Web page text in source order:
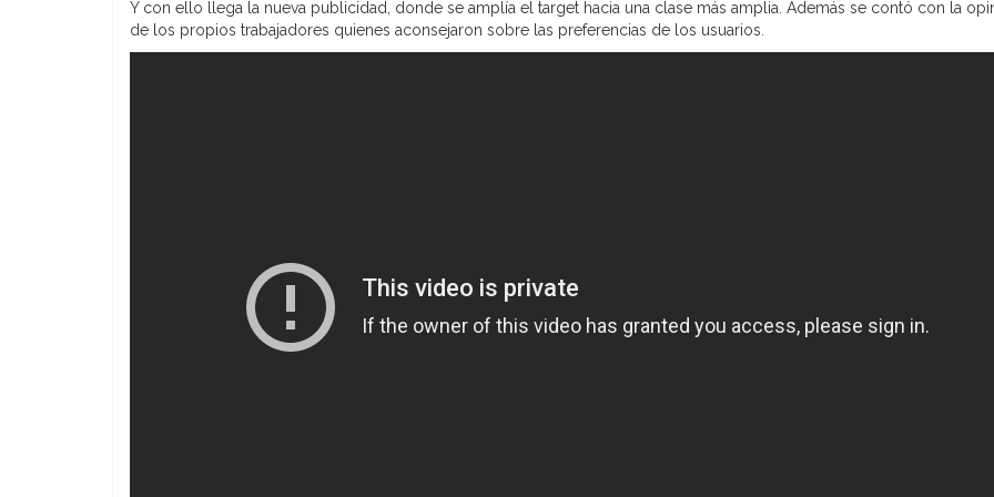
Y con ello llega la nueva publicidad, donde se amplía el target hacia una clase más amplia. Además se contó con la
de los propios trabajadores quienes aconsejaron sobre las preferencias de los usuarios.